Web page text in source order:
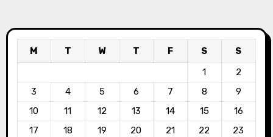
M T W T F S
S
1
2
3
4 5 6 7 8
9
10
11 12 13 14 15
16
17
18 19 20 21 22
23